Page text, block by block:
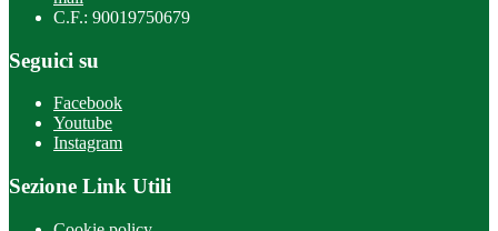
C.F.: 90019750679
Seguici su
Facebook
Youtube
Instagram
Sezione Link Utili